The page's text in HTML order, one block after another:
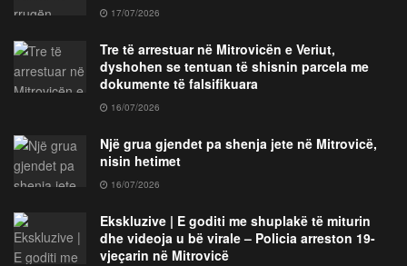
17/07/2026
Tre të arrestuar në Mitrovicën e Veriut,
dyshohen se tentuan të shisnin parcela me
dokumente të falsifikuara
16/07/2026
Një grua gjendet pa shenja jete në Mitrovicë,
nisin hetimet
16/07/2026
Ekskluzive | E goditi me shuplakë të miturin
dhe videoja u bë virale – Policia arreston 19-
vjeçarin në Mitrovicë